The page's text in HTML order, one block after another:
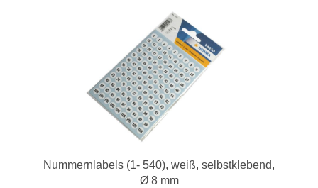
Nummernlabels (1- 540), weiß, selbstklebend,
Ø 8 mm